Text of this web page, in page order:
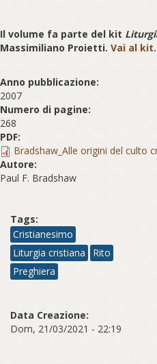
Il volume fa parte del kit
Massimiliano Proietti. Vai al
Anno pubblicazione:
2007
Numero di pagine:
268
PDF:
Bradshaw_Alle origini del culto
Autore:
Paul F. Bradshaw
Tags:
Cristianesimo
Liturgia cristiana
Rito
Preghiera
Data Creazione:
Dom, 21/03/2021 - 22:19